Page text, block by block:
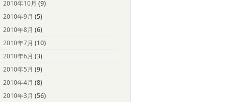
2010年10月 (9)
2010年9月 (5)
2010年8月 (6)
2010年7月 (10)
2010年6月 (3)
2010年5月 (9)
2010年4月 (8)
2010年3月 (56)